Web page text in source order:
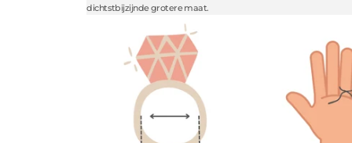
dichtstbijzijnde grotere maat.